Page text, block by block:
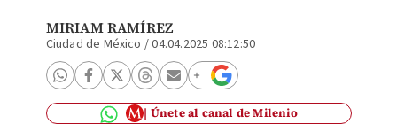
MIRIAM RAMÍREZ
Ciudad de México /04.04.2025 08:12:50
Únete al canal de Milenio